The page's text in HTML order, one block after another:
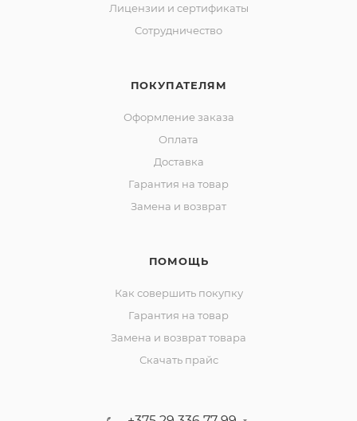
Лицензии и сертификаты
Сотрудничество
ПОКУПАТЕЛЯМ
Оформление заказа
Оплата
Доставка
Гарантия на товар
Замена и возврат
ПОМОЩЬ
Как совершить покупку
Гарантия на товар
Замена и возврат товара
Скачать прайс